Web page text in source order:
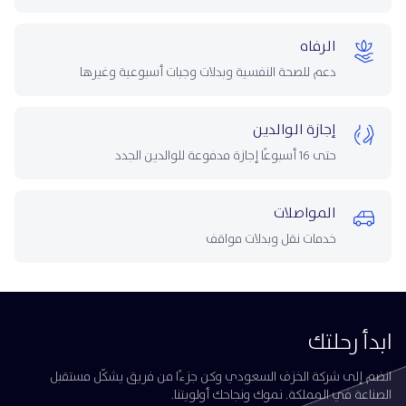
الرفاه
دعم للصحة النفسية وبدلات وجبات أسبوعية وغيرها
إجازة الوالدين
حتى 16 أسبوعًا إجازة مدفوعة للوالدين الجدد
المواصلات
خدمات نقل وبدلات مواقف
ابدأ رحلتك
انضم إلى شركة الخزف السعودي وكن جزءًا من فريق يشكّل مستقبل
الصناعة في المملكة. نموك ونجاحك أولويتنا.